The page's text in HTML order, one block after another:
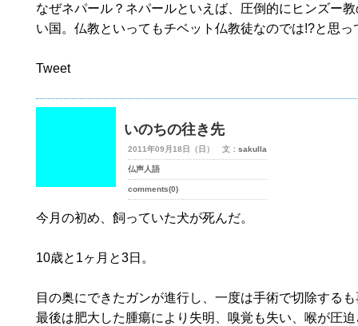
なぜネパール？ネパールといえば、圧倒的にヒンズー
い国。仏教といってもチベット仏教徒なのでは!?と思っ
Tweet
いのちの往き先
2011年09月18日（日） 文： sakulla
仏声人語
comments(0)
今月の初め、飼っていた犬が死んだ。
10歳と1ヶ月と3日。
目の奥にできたガンが進行し、一度は手術で切除する
最後は肥大した腫瘍により失明、嗅覚も失い、喉が圧